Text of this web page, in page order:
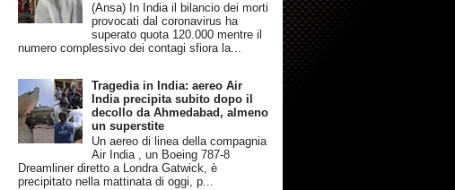
(Ansa) In India il bilancio dei morti
provocati dal coronavirus ha
superato quota 120.000 mentre il
numero complessivo dei contagi sfiora la...
Tragedia in India: aereo Air
India precipita subito dopo il
decollo da Ahmedabad, almeno
un superstite
Un aereo di linea della compagnia
Air India , un Boeing 787-8
Dreamliner diretto a Londra Gatwick, è
precipitato nella mattinata di oggi, p...